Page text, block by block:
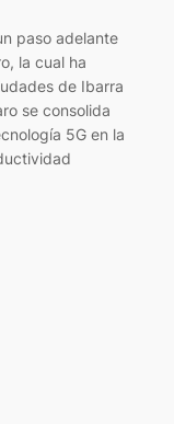
paso adelante
la cual ha
de Ibarra
se consolida
5G en la